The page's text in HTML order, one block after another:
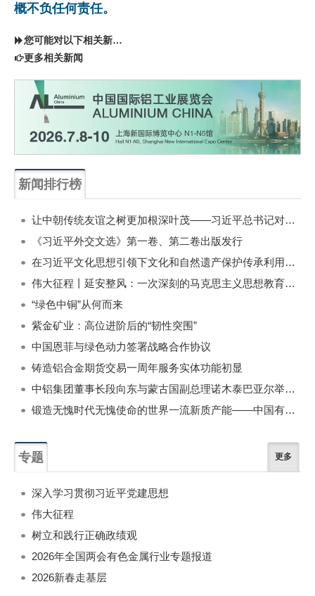
概不负任何责任。
您可能对以下相关新闻同样感兴趣
更多相关新闻
新闻排行榜
让中朝传统友谊之树更加根深叶茂——习近平总书记对朝鲜进行国事访问纪实
《习近平外交文选》第一卷、第二卷出版发行
在习近平文化思想引领下文化和自然遗产保护传承利用工作开创新局面
伟大征程丨延安整风：一次深刻的马克思主义思想教育运动
“绿色中铜”从何而来
紫金矿业：高位进阶后的“韧性突围”
中国恩菲与绿色动力签署战略合作协议
铸造铝合金期货交易一周年服务实体功能初显
中铝集团董事长段向东与蒙古国副总理诺木泰巴亚尔举行会谈
锻造无愧时代无愧使命的世界一流新质产能——中国有色金属工业的战略应对与破局之道（二）
专题 更多
深入学习贯彻习近平党建思想
伟大征程
树立和践行正确政绩观
2026年全国两会有色金属行业专题报道
2026新春走基层